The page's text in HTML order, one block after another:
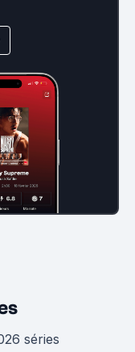
séries